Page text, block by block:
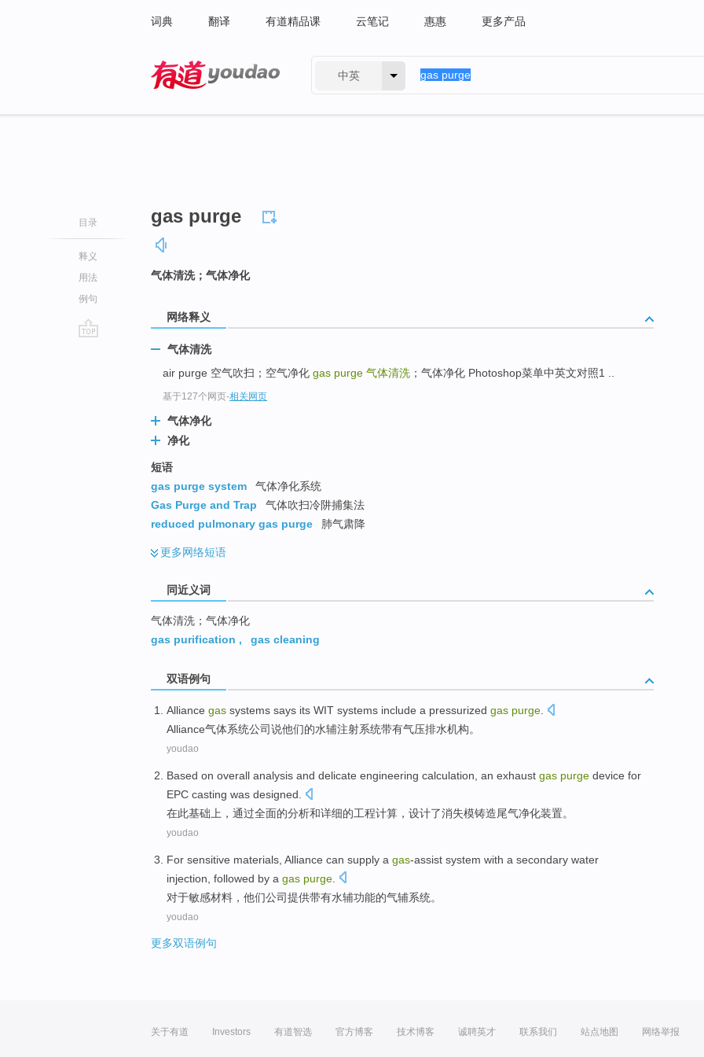
词典 翻译 有道精品课 云笔记 惠惠 更多产品
中英
目录
释义
用法
例句
gas purge
气体清洗；气体净化
网络释义
气体清洗
air purge 空气吹扫；空气净化 gas purge 气体清洗 ；气体净化 Photoshop菜单中英文对照1 ..
基于127个网页-相关网页
气体净化
净化
短语
gas purge system
气体净化系统
Gas Purge and Trap
气体吹扫冷阱捕集法
reduced pulmonary gas purge
肺气肃降
更多网络短语
同近义词
气体清洗；气体净化
gas purification , gas cleaning
双语例句
Alliance gas systems says its WIT systems include a pressurized gas purge
Alliance气体系统公司说他们的水辅注射系统带有气压排水机构。
youdao
Based on overall analysis and delicate engineering calculation , an exhaust gas purge device for
EPC casting was designed
在此基础 上，通过全面的分析和详细的工程计算 ，设计了消失模铸造尾气净化装置。
youdao
For sensitive materials , Alliance can supply a gas-assist system with a secondary water
injection, followed by a gas purge
对于敏感材料 ，他们公司提供带有水辅功能的气辅系统。
youdao
更多双语例句
关于有道 Investors 有道智选 官方博客 技术博客 诚聘英才 联系我们 站点地图 网络举报